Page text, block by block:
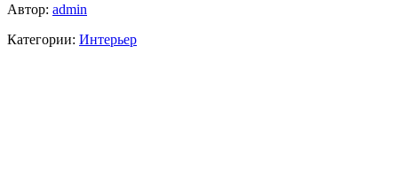
Автор: admin
Категории: Интерьер